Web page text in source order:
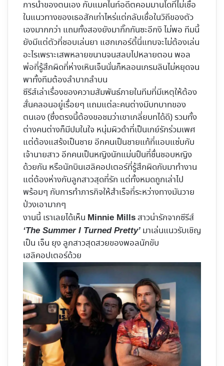
การนำของตนเอง กับแมคไนท์อดีตคอมมานโดที่ไม่เชื่อ
ในแนวทางของเธอสักเท่าไหร่แต่กลับเชื่อในวิถีของตัว
เองมากกว่า แถมทั้งสองยังมากิ๊กกันซะอีกงิ ไม่พอ ทีมนี้
ยังมีแต่ตัวที่ชอบเล่นยา แฮกเกอร์ตี้นี่แทบจะไม่ต้องเล่น
อะไรเพราะเสพหลายขนานจนสลบไปหลายตอน พอล
พ่อที่รู้สึกผิดที่ห่างเหินเจ็นนั่นก็หลอนเกรมลินไม่หยุดจน
พาทั้งทีมต้องลำบากลำบน
ซีรีส์เล่าเรื่องของความสัมพันธ์ภายในทีมที่มีเหตุให้ต้อง
สั่นคลอนอยู่เรื่อยๆ แถมแต่ละคนต่างมีบทบาทของ
ตนเอง (ซึ่งตรงนี้ต้องขอชมว่าเขาเกลี่ยบทได้ดี) รวมทั้ง
ต่างคนต่างก็มีปมในใจ หนุ่มผิวดำที่เป็นเกย์รักร่วมเพศ
แต่ต้องแสร้งเป็นชาย อีกคนเป็นชายแท้ที่แอบแซ่บกับ
เจ้านายสาว อีกคนเป็นหญิงนักแม่นปืนที่ชื่นชอบหญิง
ด้วยกัน หรือนักบินเฮลิคอปเตอร์ที่รู้สึกผิดกับมาทำงาน
แต่ต้องห่างกับลูกสาวสุดที่รัก แต่ทั้งหมดถูกเล่าไป
พร้อมๆ กับการทำภารกิจให้สำเร็จที่ระหว่างทางมันวาย
ป่วงเอามากๆ
งานนี้ เราเลยได้เห็น Minnie Mills สาวน่ารักจากซีรีส์
‘The Summer I Turned Pretty’ มาเล่นแนวรับเชิญ
เป็น เจ็น ยุง ลูกสาวสุดสวยของพอลนักขับ
เฮลิคอปเตอร์ด้วย